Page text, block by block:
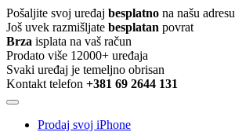
Pošaljite svoj uređaj besplatno na našu adresu
Još uvek razmišljate besplatan povrat
Brza isplata na vaš račun
Prodato više 12000+ uređaja
Svaki uređaj je temeljno obrisan
Kontakt telefon +381 69 2644 131
Prodaj svoj iPhone